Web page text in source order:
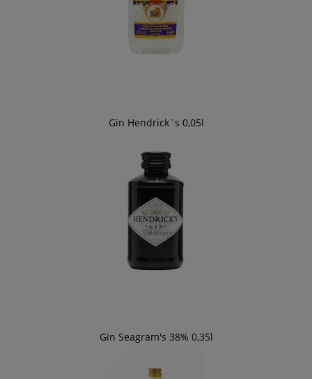
Gin Hendrick`s 0,05l
Gin Seagram's 38% 0,35l